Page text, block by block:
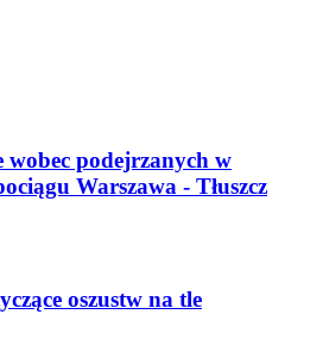
wobec podejrzanych w
Warszawa - Tłuszcz
oszustw na tle